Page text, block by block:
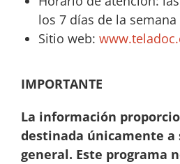
los 7 días de la semana
Sitio web:
IMPORTANTE
La información
destinada únicamente a
general. Este programa